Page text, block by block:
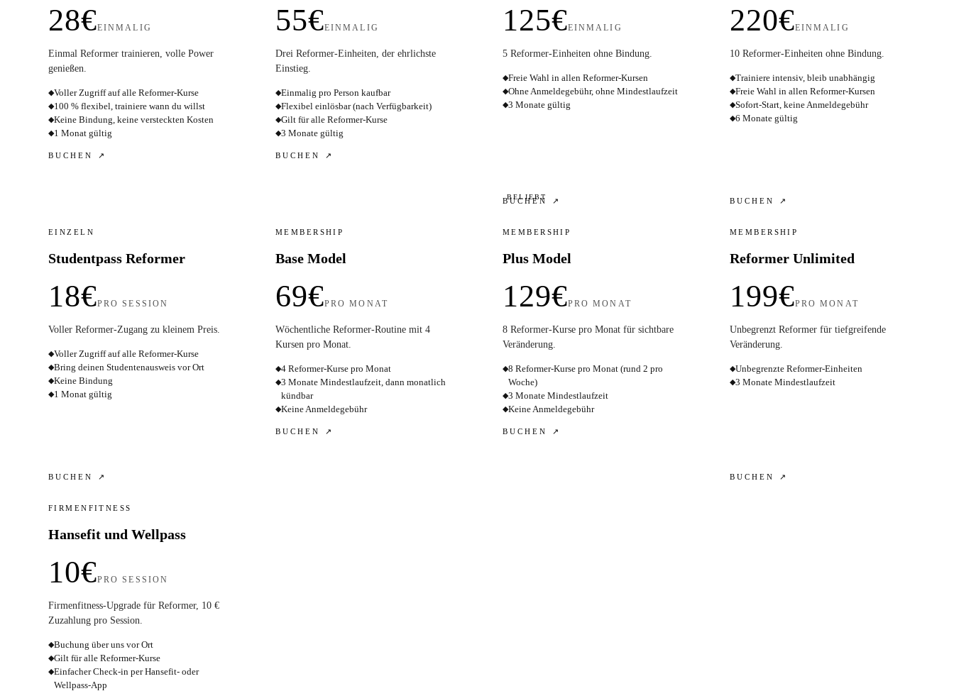
28€EINMALIG
Einmal Reformer trainieren, volle Power
genießen.
◆Voller Zugriff auf alle Reformer-Kurse
◆100 % flexibel, trainiere wann du willst
◆Keine Bindung, keine versteckten Kosten
◆1 Monat gültig
BUCHEN ↗
55€EINMALIG
Drei Reformer-Einheiten, der ehrlichste
Einstieg.
◆Einmalig pro Person kaufbar
◆Flexibel einlösbar (nach Verfügbarkeit)
◆Gilt für alle Reformer-Kurse
◆3 Monate gültig
BUCHEN ↗
125€EINMALIG
5 Reformer-Einheiten ohne Bindung.
◆Freie Wahl in allen Reformer-Kursen
◆Ohne Anmeldegebühr, ohne Mindestlaufzeit
◆3 Monate gültig
BUCHEN ↗
220€EINMALIG
10 Reformer-Einheiten ohne Bindung.
◆Trainiere intensiv, bleib unabhängig
◆Freie Wahl in allen Reformer-Kursen
◆Sofort-Start, keine Anmeldegebühr
◆6 Monate gültig
BUCHEN ↗
EINZELN
Studentpass Reformer
18€PRO SESSION
Voller Reformer-Zugang zu kleinem Preis.
◆Voller Zugriff auf alle Reformer-Kurse
◆Bring deinen Studentenausweis vor Ort
◆Keine Bindung
◆1 Monat gültig
BUCHEN ↗
MEMBERSHIP
Base Model
69€PRO MONAT
Wöchentliche Reformer-Routine mit 4
Kursen pro Monat.
◆4 Reformer-Kurse pro Monat
◆3 Monate Mindestlaufzeit, dann monatlich
kündbar
◆Keine Anmeldegebühr
BUCHEN ↗
BELIEBT
MEMBERSHIP
Plus Model
129€PRO MONAT
8 Reformer-Kurse pro Monat für sichtbare
Veränderung.
◆8 Reformer-Kurse pro Monat (rund 2 pro
Woche)
◆3 Monate Mindestlaufzeit
◆Keine Anmeldegebühr
BUCHEN ↗
MEMBERSHIP
Reformer Unlimited
199€PRO MONAT
Unbegrenzt Reformer für tiefgreifende
Veränderung.
◆Unbegrenzte Reformer-Einheiten
◆3 Monate Mindestlaufzeit
BUCHEN ↗
FIRMENFITNESS
Hansefit und Wellpass
10€PRO SESSION
Firmenfitness-Upgrade für Reformer, 10 €
Zuzahlung pro Session.
◆Buchung über uns vor Ort
◆Gilt für alle Reformer-Kurse
◆Einfacher Check-in per Hansefit- oder
Wellpass-App